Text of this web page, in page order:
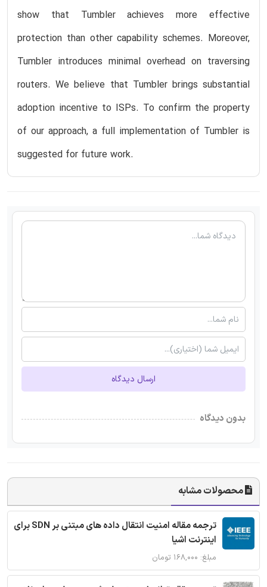
show that Tumbler achieves more effective
protection than other capability schemes. Moreover,
Tumbler introduces minimal overhead on traversing
routers. We believe that Tumbler brings substantial
adoption incentive to ISPs. To confirm the property
of our approach, a full implementation of Tumbler is
suggested for future work.
ارسال دیدگاه
بدون دیدگاه
محصولات مشابه
ترجمه مقاله امنیت انتقال داده های مبتنی بر SDN برای
اینترنت اشیا
مبلغ: ۱۶۸,۰۰۰ تومان